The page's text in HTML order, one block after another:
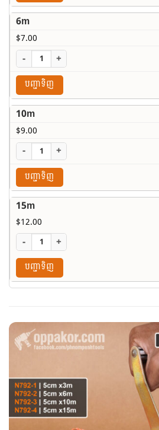
6m
$7.00
- +
បញ្ជាទិញ
10m
$9.00
- +
បញ្ជាទិញ
15m
$12.00
- +
បញ្ជាទិញ